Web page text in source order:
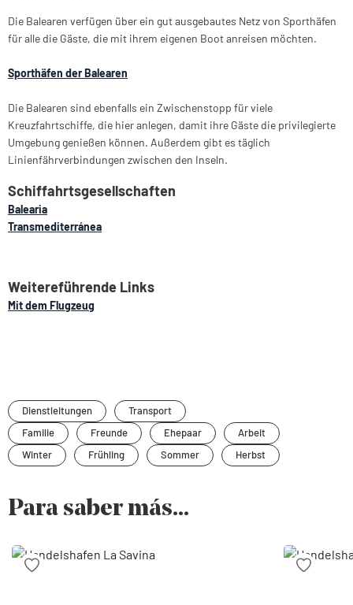
Die Balearen verfügen über ein gut ausgebautes Netz von Sporthäfen
für alle die Gäste, die mit ihrem eigenen Boot anreisen möchten.
Sporthäfen der Balearen
Die Balearen sind ebenfalls ein Zwischenstopp für viele
Kreuzfahrtschiffe, die hier anlegen, damit ihre Gäste die privilegierte
Umgebung genießen können. Außerdem gibt es täglich
Linienfährverbindungen zwischen den Inseln.
Schiffahrtsgesellschaften
Balearia
Transmediterránea
Weitereführende Links
Mit dem Flugzeug
Dienstleitungen
Transport
Familie
Freunde Ehepaar
Arbeit
Winter
Frühling Sommer Herbst
Para saber más...
Zu Favoriten hinzufügen Zu